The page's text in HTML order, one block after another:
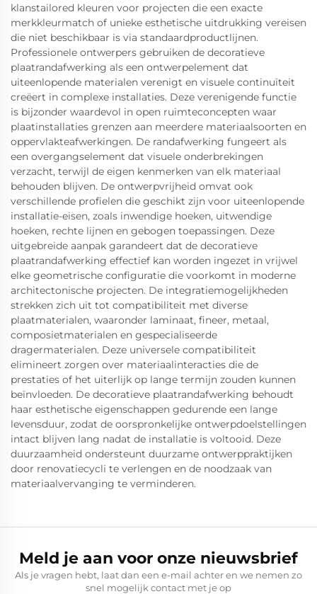
klanstailored kleuren voor projecten die een exacte
merkkleurmatch of unieke esthetische uitdrukking vereisen
die niet beschikbaar is via standaardproductlijnen.
Professionele ontwerpers gebruiken de decoratieve
plaatrandafwerking als een ontwerpelement dat
uiteenlopende materialen verenigt en visuele continuïteit
creëert in complexe installaties. Deze verenigende functie
is bijzonder waardevol in open ruimteconcepten waar
plaatinstallaties grenzen aan meerdere materiaalsoorten en
oppervlakteafwerkingen. De randafwerking fungeert als
een overgangselement dat visuele onderbrekingen
verzacht, terwijl de eigen kenmerken van elk materiaal
behouden blijven. De ontwerpvrijheid omvat ook
verschillende profielen die geschikt zijn voor uiteenlopende
installatie-eisen, zoals inwendige hoeken, uitwendige
hoeken, rechte lijnen en gebogen toepassingen. Deze
uitgebreide aanpak garandeert dat de decoratieve
plaatrandafwerking effectief kan worden ingezet in vrijwel
elke geometrische configuratie die voorkomt in moderne
architectonische projecten. De integratiemogelijkheden
strekken zich uit tot compatibiliteit met diverse
plaatmaterialen, waaronder laminaat, fineer, metaal,
composietmaterialen en gespecialiseerde
dragermaterialen. Deze universele compatibiliteit
elimineert zorgen over materiaalinteracties die de
prestaties of het uiterlijk op lange termijn zouden kunnen
beïnvloeden. De decoratieve plaatrandafwerking behoudt
haar esthetische eigenschappen gedurende een lange
levensduur, zodat de oorspronkelijke ontwerpdoelstellingen
intact blijven lang nadat de installatie is voltooid. Deze
duurzaamheid ondersteunt duurzame ontwerppraktijken
door renovatiecycli te verlengen en de noodzaak van
materiaalvervanging te verminderen.
Meld je aan voor onze nieuwsbrief
Als je vragen hebt, laat dan een e-mail achter en we nemen zo
snel mogelijk contact met je op